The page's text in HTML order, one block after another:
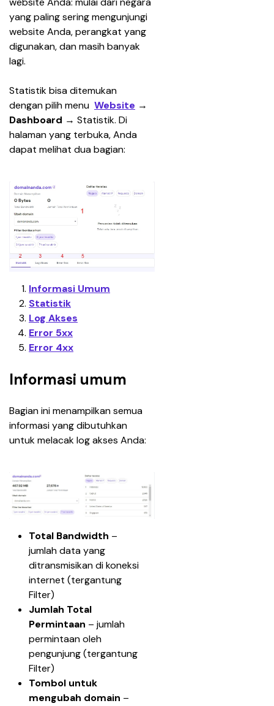
yang paling sering mengunjungi
website Anda, perangkat yang
digunakan, dan masih banyak
lagi.
Statistikbisa ditemukan
dengan pilih menu Website →
Dashboard → Statistik. Di
halaman yang terbuka, Anda
dapat melihat dua bagian:
Informasi Umum
Statistik
Log Akses
Error 5xx
Error 4xx
Informasi umum
Bagian ini menampilkan semua
informasi yang dibutuhkan
untuk melacak log akses Anda:
Total Bandwidth –
jumlah data yang
ditransmisikan di koneksi
internet (tergantung
Filter)
Jumlah Total
Permintaan – jumlah
permintaan oleh
pengunjung (tergantung
Filter)
Tombol untuk
mengubah domain –